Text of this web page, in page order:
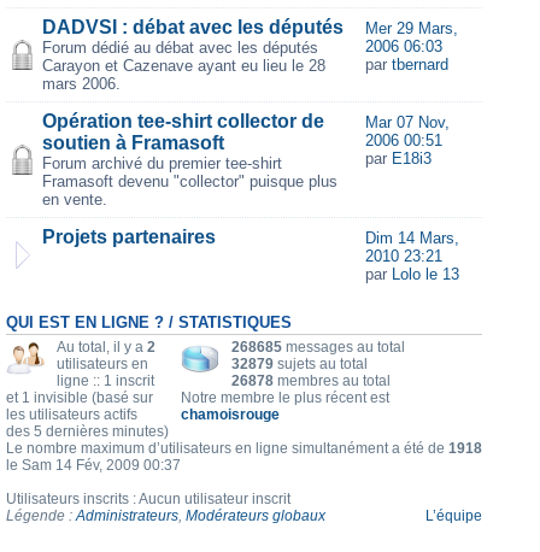
DADVSI : débat avec les députés
Forum dédié au débat avec les députés
Carayon et Cazenave ayant eu lieu le 28
mars 2006.
Mer 29 Mars,
2006 06:03
par tbernard
Opération tee-shirt collector de
soutien à Framasoft
Forum archivé du premier tee-shirt
Framasoft devenu "collector" puisque plus
en vente.
Mar 07 Nov,
2006 00:51
par E18i3
Projets partenaires
Dim 14 Mars,
2010 23:21
par Lolo le 13
QUI EST EN LIGNE ? / STATISTIQUES
268685 messages au total
32879 sujets au total
26878 membres au total
Notre membre le plus récent est
chamoisrouge
Au total, il y a 2
utilisateurs en
ligne :: 1 inscrit
et 1 invisible (basé sur
les utilisateurs actifs
des 5 dernières minutes)
Le nombre maximum d’utilisateurs en ligne simultanément a été de 1918
le Sam 14 Fév, 2009 00:37
Utilisateurs inscrits : Aucun utilisateur inscrit
Légende :Administrateurs, Modérateurs globaux L’équipe